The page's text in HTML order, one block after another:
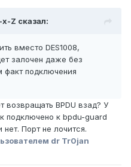
x-Z сказал:
вместо DES1008,
залочен даже без
факт подключения
возвращать BPDU взад? У
подключено к bpdu-guard
Порт не лочится.
dr Tr0jan